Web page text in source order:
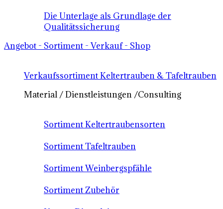
Die Unterlage als Grundlage der
Qualitätssicherung
Angebot - Sortiment - Verkauf - Shop
Verkaufssortiment Keltertrauben & Tafeltrauben
Material / Dienstleistungen /Consulting
Sortiment Keltertraubensorten
Sortiment Tafeltrauben
Sortiment Weinbergspfähle
Sortiment Zubehör